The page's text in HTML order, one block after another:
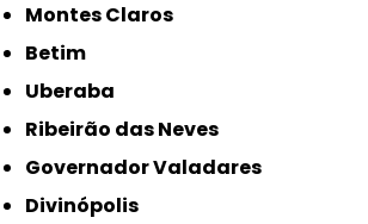
Montes Claros
Betim
Uberaba
Ribeirão das Neves
Governador Valadares
Divinópolis